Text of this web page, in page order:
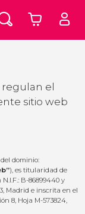
el
sitio web
dominio:
), es titularidad de
N.I.F.: B-86899440 y
Madrid e inscrita en el
8, Hoja M-573824,